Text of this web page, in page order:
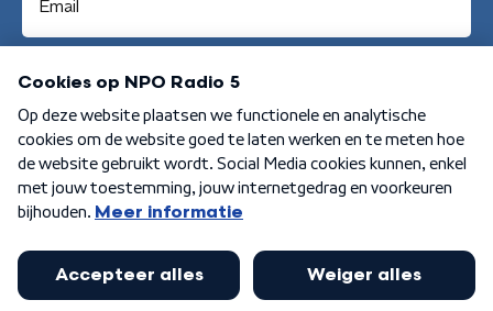
Aanmelden
Algemene voorwaarden